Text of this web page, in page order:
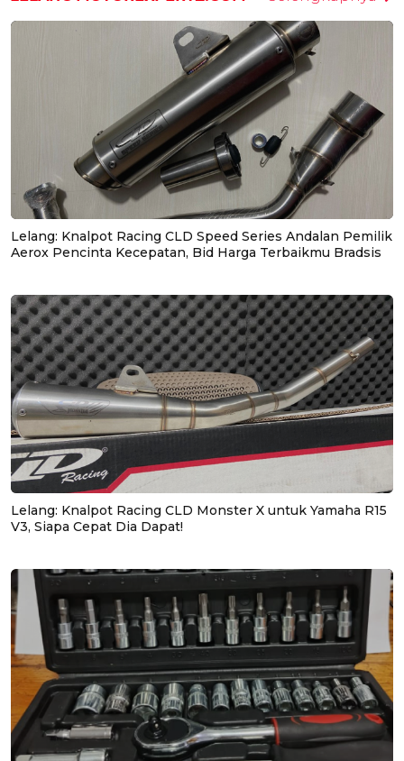
Lelang: Knalpot Racing CLD Speed Series Andalan Pemilik
Aerox Pencinta Kecepatan, Bid Harga Terbaikmu Bradsis
Lelang: Knalpot Racing CLD Monster X untuk Yamaha R15
V3, Siapa Cepat Dia Dapat!